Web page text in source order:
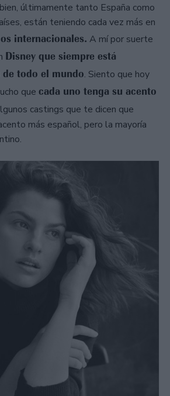
últimamente tanto España como
están teniendo cada vez más en
internacionales. A mí por suerte
Disney que siempre está
todo el mundo. Siento que hoy
que cada uno tenga su acento
castings que te dicen que
más español, pero la mayoría